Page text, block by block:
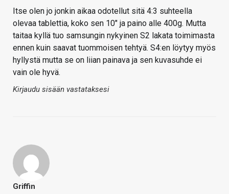
Itse olen jo jonkin aikaa odotellut sitä 4:3 suhteella
olevaa tablettia, koko sen 10" ja paino alle 400g. Mutta
taitaa kyllä tuo samsungin nykyinen S2 lakata toimimasta
ennen kuin saavat tuommoisen tehtyä. S4:en löytyy myös
hyllystä mutta se on liian painava ja sen kuvasuhde ei
vain ole hyvä.
Kirjaudu sisään vastataksesi
Griffin